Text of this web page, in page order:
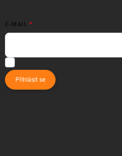
E-MAIL
Přihlásit se